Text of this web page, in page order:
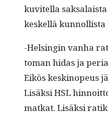
kuvitel­la
keskel­lä kun­nol­lista
-Helsin­gin van­ha
toman hidas ja
Eikös keskinopeus
Lisäk­si HSL
matkat. Lisäk­si